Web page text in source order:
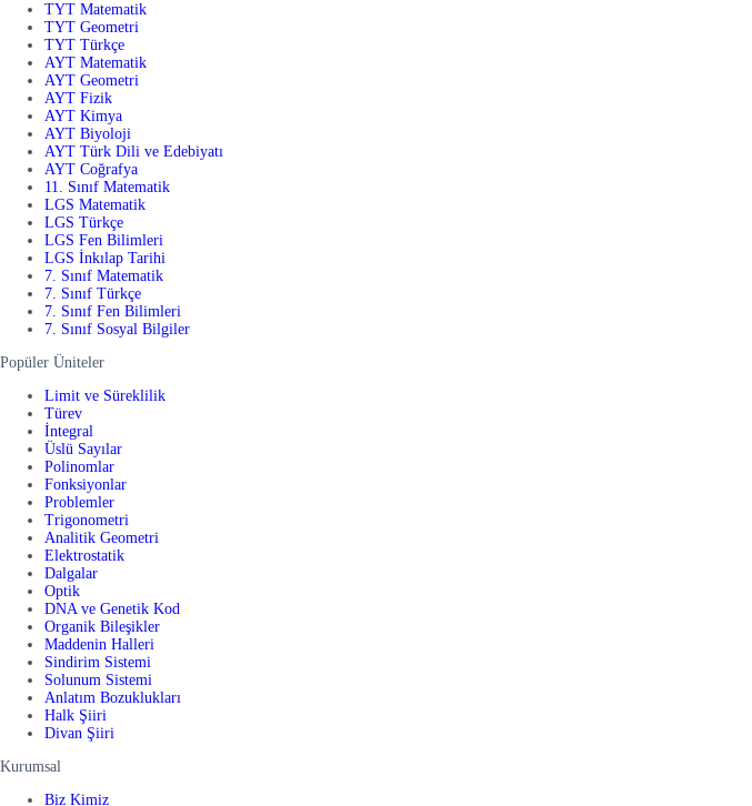
TYT Matematik
TYT Geometri
TYT Türkçe
AYT Matematik
AYT Geometri
AYT Fizik
AYT Kimya
AYT Biyoloji
AYT Türk Dili ve Edebiyatı
AYT Coğrafya
11. Sınıf Matematik
LGS Matematik
LGS Türkçe
LGS Fen Bilimleri
LGS İnkılap Tarihi
7. Sınıf Matematik
7. Sınıf Türkçe
7. Sınıf Fen Bilimleri
7. Sınıf Sosyal Bilgiler
Popüler Üniteler
Limit ve Süreklilik
Türev
İntegral
Üslü Sayılar
Polinomlar
Fonksiyonlar
Problemler
Trigonometri
Analitik Geometri
Elektrostatik
Dalgalar
Optik
DNA ve Genetik Kod
Organik Bileşikler
Maddenin Halleri
Sindirim Sistemi
Solunum Sistemi
Anlatım Bozuklukları
Halk Şiiri
Divan Şiiri
Kurumsal
Biz Kimiz